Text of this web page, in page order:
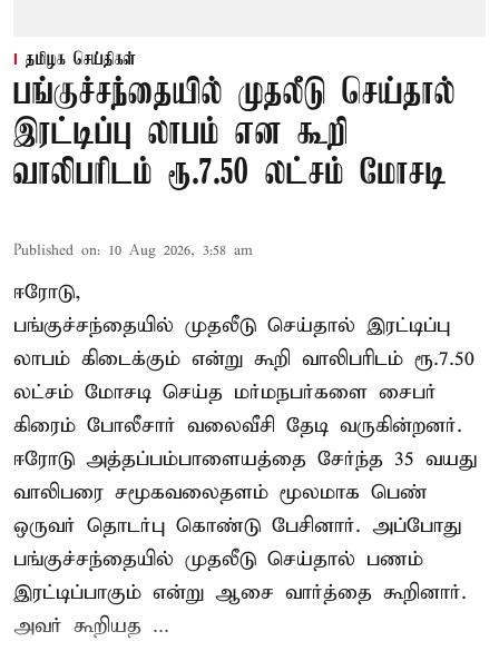
தமிழக செய்திகள்
பங்குச்சந்தையில் முதலீடு செய்தால்
இரட்டிப்பு லாபம் என கூறி
வாலிபரிடம் ரூ.7.50 லட்சம் மோசடி
Published on: 10 Aug 2026, 3:58 am
ஈரோடு,
பங்குச்சந்தையில் முதலீடு செய்தால் இரட்டிப்பு
லாபம் கிடைக்கும் என்று கூறி வாலிபரிடம் ரூ.7.50
லட்சம் மோசடி செய்த மர்மநபர்களை சைபர்
கிரைம் போலீசார் வலைவீசி தேடி வருகின்றனர்.
ஈரோடு அத்தப்பம்பாளையத்தை சேர்ந்த 35 வயது
வாலிபரை சமூகவலைதளம் மூலமாக பெண்
ஒருவர் தொடர்பு கொண்டு பேசினார். அப்போது
பங்குச்சந்தையில் முதலீடு செய்தால் பணம்
இரட்டிப்பாகும் என்று ஆசை வார்த்தை கூறினார்.
அவர் கூறியத ...